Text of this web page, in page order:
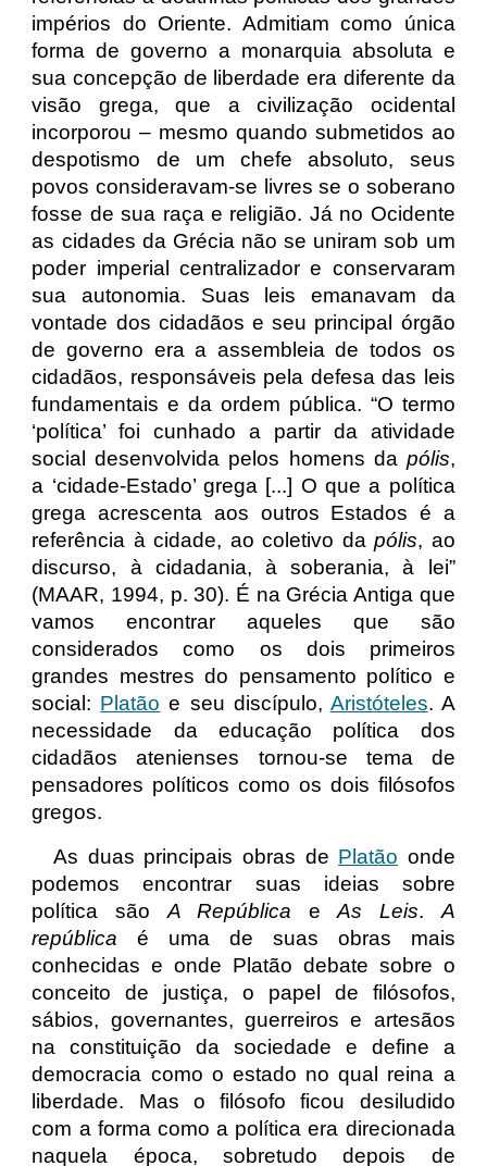
impérios do Oriente. Admitiam como única
forma de governo a monarquia absoluta e
sua concepção de liberdade era diferente da
visão grega, que a civilização ocidental
incorporou – mesmo quando submetidos ao
despotismo de um chefe absoluto, seus
povos consideravam-se livres se o soberano
fosse de sua raça e religião. Já no Ocidente
as cidades da Grécia não se uniram sob um
poder imperial centralizador e conservaram
sua autonomia. Suas leis emanavam da
vontade dos cidadãos e seu principal órgão
de governo era a assembleia de todos os
cidadãos, responsáveis pela defesa das leis
fundamentais e da ordem pública. “O termo
‘política’ foi cunhado a partir da atividade
social desenvolvida pelos homens da pólis,
a ‘cidade-Estado’ grega [...] O que a política
grega acrescenta aos outros Estados é a
referência à cidade, ao coletivo dapólis, ao
discurso, à cidadania, à soberania, à lei”
(MAAR, 1994, p. 30). É na Grécia Antiga que
vamos encontrar aqueles que são
considerados como os dois primeiros
grandes mestres do pensamento político e
social: Platão e seu discípulo, Aristóteles. A
necessidade da educação política dos
cidadãos atenienses tornou-se tema de
pensadores políticos como os dois filósofos
gregos.
As duas principais obras de Platão onde
podemos encontrar suas ideias sobre
política são A República eAs Leis. A
república é uma de suas obras mais
conhecidas e onde Platão debate sobre o
conceito de justiça, o papel de filósofos,
sábios, governantes, guerreiros e artesãos
na constituição da sociedade e define a
democracia como o estado no qual reina a
liberdade. Mas o filósofo ficou desiludido
com a forma como a política era direcionada
naquela época, sobretudo depois de